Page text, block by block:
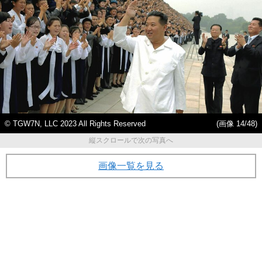
© TGW7N, LLC 2023 All Rights Reserved
(画像 14/48)
縦スクロールで次の写真へ
画像一覧を見る